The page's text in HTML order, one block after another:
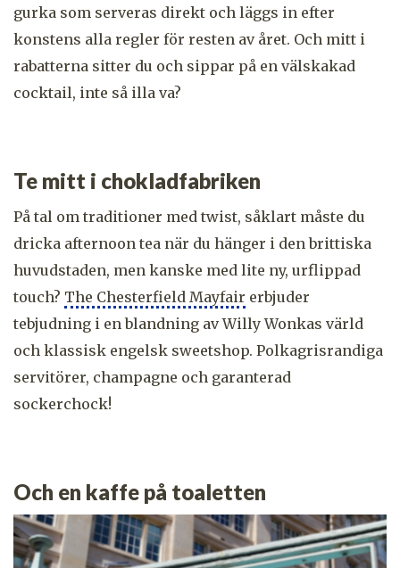
gurka som serveras direkt och läggs in efter
konstens alla regler för resten av året. Och mitt i
rabatterna sitter du och sippar på en välskakad
cocktail, inte så illa va?
Te mitt i chokladfabriken
På tal om traditioner med twist, såklart måste du
dricka afternoon tea när du hänger i den brittiska
huvudstaden, men kanske med lite ny, urflippad
touch? The Chesterfield Mayfair erbjuder
tebjudning i en blandning av Willy Wonkas värld
och klassisk engelsk sweetshop. Polkagrisrandiga
servitörer, champagne och garanterad
sockerchock!
Och en kaffe på toaletten